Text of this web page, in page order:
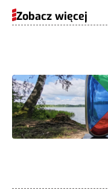
Zobacz więcej